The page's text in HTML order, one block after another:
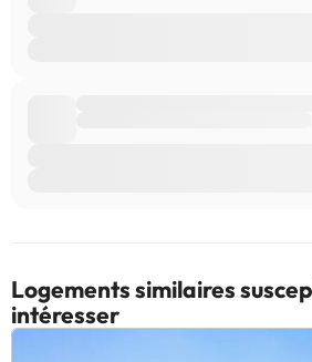
Logements similaires
intéresser